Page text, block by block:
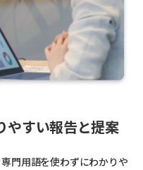
やすい報告と提案
門用語を使わずにわかりや